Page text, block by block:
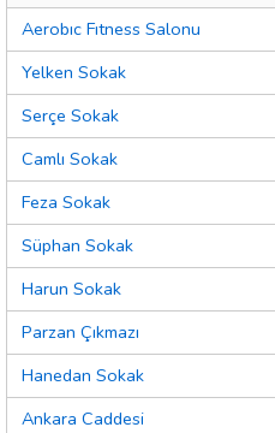
Aerobıc Fıtness Salonu
Yelken Sokak
Serçe Sokak
Camlı Sokak
Feza Sokak
Süphan Sokak
Harun Sokak
Parzan Çıkmazı
Hanedan Sokak
Ankara Caddesi